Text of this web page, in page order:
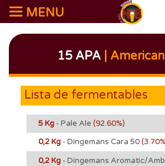
MENU
15 APA|
Lista de fermentables
5 Kg - Pale Ale (92.60%)
0,2 Kg - Dingemans Cara 50
0,2 Kg - Dingemans Aromatic/